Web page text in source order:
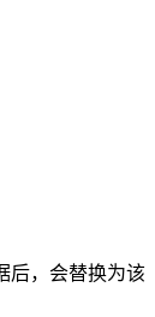
后，会替换为该